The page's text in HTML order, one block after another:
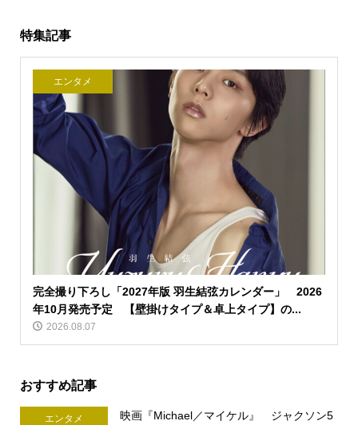
特集記事
エンタメ
完全撮り下ろし「2027年版 羽生結弦カレンダー」 2026
年10月発売予定 【壁掛けタイプ＆卓上タイプ】の...
2026.08.07
おすすめ記事
エンタメ
映画『Michael／マイケル』 ジャクソン5